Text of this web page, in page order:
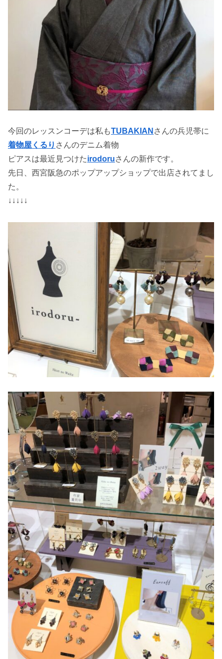
今回のレッスンコーデは私もTUBAKIAN さんの兵児帯に
着物屋くるり さんのデニム着物
ピアスは最近見つけたirodoruさんの新作です。
先日、西宮阪急のポップアップショップで出店されてまし
た。
↓↓↓↓↓